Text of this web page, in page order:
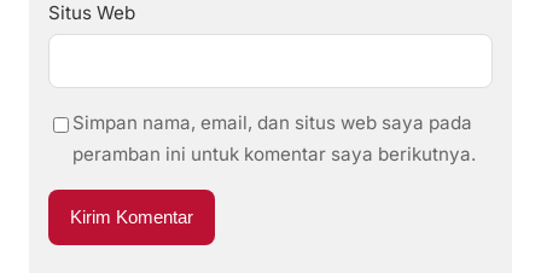
Situs Web
Simpan nama, email, dan situs web saya pada
peramban ini untuk komentar saya berikutnya.